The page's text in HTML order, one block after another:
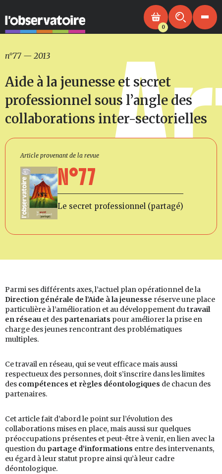
0
n°77 — 2013
Aide à la jeunesse et secret
professionnel sous l’angle des
collaborations inter-sectorielles
Article provenant de la revue
N°77
Le secret professionnel (partagé)
Parmi ses différents axes, l’actuel plan opérationnel de la
Direction générale de l’Aide à la jeunesse réserve une place
particulière à l’amélioration et au développement dutravail
en réseau et des partenariats pour améliorer la prise en
charge des jeunes rencontrant des problématiques
multiples.
Ce travail en réseau, qui se veut efficace mais aussi
respectueux des personnes, doit s’inscrire dans les limites
des compétences et règles déontologiques de chacun des
partenaires.
Cet article fait d’abord le point sur l’évolution des
collaborations mises en place, mais aussi sur quelques
préoccupations présentes et peut-être à venir, en lien avec la
question du partage d’informations entre des intervenants,
eu égard à leur statut propre ainsi qu’à leur cadre
déontologique.